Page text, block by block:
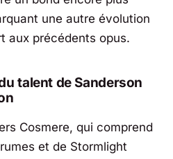
une autre évolution
aux précédents opus.
talent de Sanderson
Cosmere, qui comprend
et de Stormlight